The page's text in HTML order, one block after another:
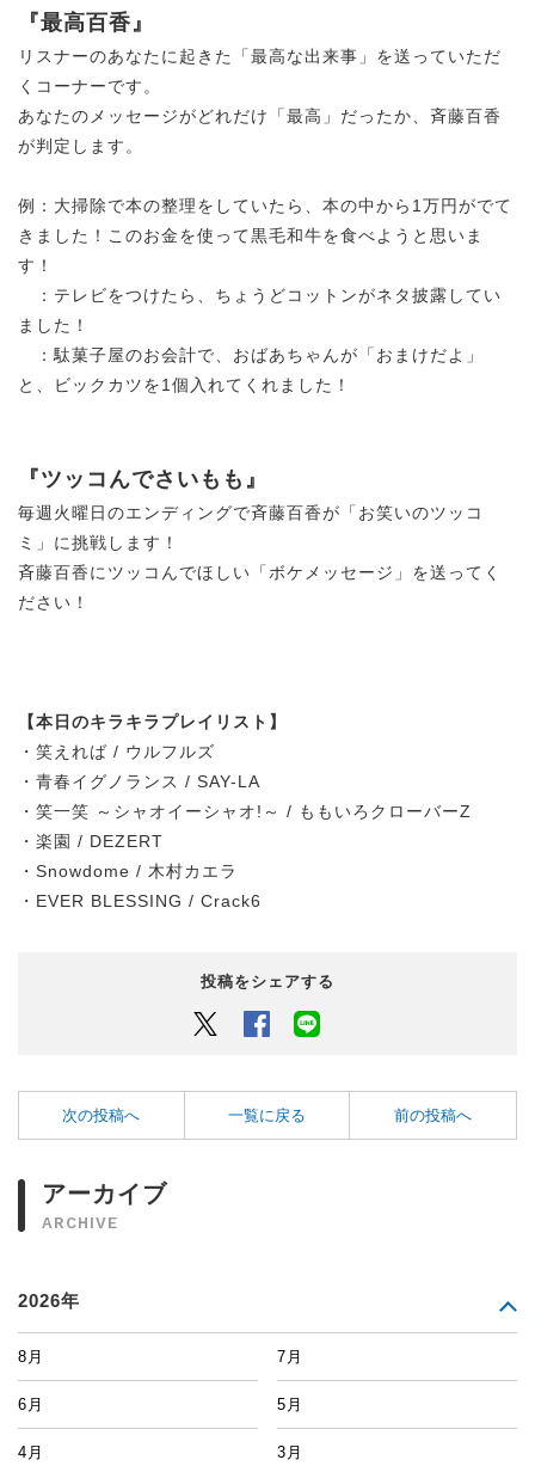
『最高百香』
リスナーのあなたに起きた「最高な出来事」を送っていただ
くコーナーです。
あなたのメッセージがどれだけ「最高」だったか、斉藤百香
が判定します。
例：大掃除で本の整理をしていたら、本の中から1万円がでて
きました！このお金を使って黒毛和牛を食べようと思いま
す！
：テレビをつけたら、ちょうどコットンがネタ披露してい
ました！
：駄菓子屋のお会計で、おばあちゃんが「おまけだよ」
と、ビックカツを1個入れてくれました！
『ツッコんでさいもも』
毎週火曜日のエンディングで斉藤百香が「お笑いのツッコ
ミ」に挑戦します！
斉藤百香にツッコんでほしい「ボケメッセージ」を送ってく
ださい！
【本日のキラキラプレイリスト】
・笑えれば / ウルフルズ
・青春イグノランス / SAY-LA
・笑一笑 ～シャオイーシャオ!～ / ももいろクローバーZ
・楽園 / DEZERT
・Snowdome / 木村カエラ
・EVER BLESSING / Crack6
投稿をシェアする
Twitter Facebook
次の投稿へ 一覧に戻る 前の投稿へ
アーカイブ
ARCHIVE
2026年
8月 7月
6月 5月
4月 3月